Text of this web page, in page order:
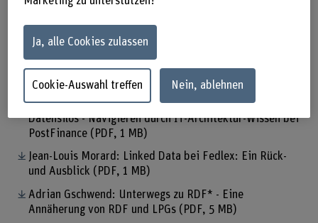
eintragen.
Bei Fragen oder zur Eingabe von Präsentationsvorschlägen
gibt
Benedikt Hitz
Präsentationen
Nikolay Borissov und Simon Vogt: Überbrücken von
Datensilos - Navigieren durch IT-Architektur-Wissen bei
PostFinance (PDF, 1 MB)
Jean-Louis Morard: Linked Data bei Fedlex: Ein Rück-
und Ausblick (PDF, 1 MB)
Adrian Gschwend: Unterwegs zu RDF* - Eine
Annäherung von RDF und LPGs (PDF, 5 MB)
Ja, alle Cookies zulassen
Cookie-Auswahl treffen Nein, ablehnen